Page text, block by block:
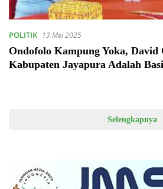
POLITIK 13 Mei 2025
Ondofolo Kampung Yoka, David
Kabupaten Jayapura Adalah
Selengkapnya